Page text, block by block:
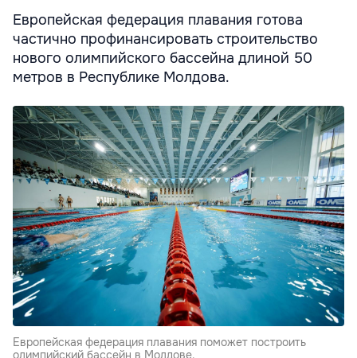
Европейская федерация плавания готова
частично профинансировать строительство
нового олимпийского бассейна длиной 50
метров в Республике Молдова.
Европейская федерация плавания поможет построить
олимпийский бассейн в Молдове.